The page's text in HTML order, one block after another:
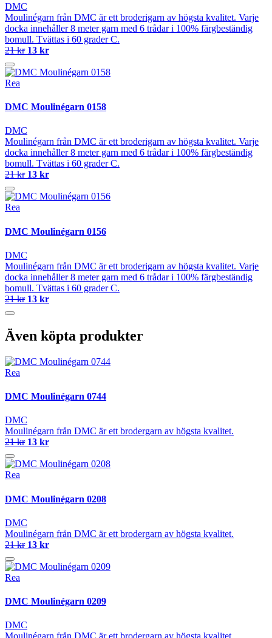
DMC
Moulinégarn från DMC är ett broderigarn av högsta kvalitet. Varje
docka innehåller 8 meter garn med 6 trådar i 100% färgbeständig
bomull. Tvättas i 60 grader C.
21 kr 13 kr
Rea
DMC Moulinégarn 0158
DMC
Moulinégarn från DMC är ett broderigarn av högsta kvalitet. Varje
docka innehåller 8 meter garn med 6 trådar i 100% färgbeständig
bomull. Tvättas i 60 grader C.
21 kr 13 kr
Rea
DMC Moulinégarn 0156
DMC
Moulinégarn från DMC är ett broderigarn av högsta kvalitet. Varje
docka innehåller 8 meter garn med 6 trådar i 100% färgbeständig
bomull. Tvättas i 60 grader C.
21 kr 13 kr
Även köpta produkter
Rea
DMC Moulinégarn 0744
DMC
Moulinégarn från DMC är ett brodergarn av högsta kvalitet.
21 kr 13 kr
Rea
DMC Moulinégarn 0208
DMC
Moulinégarn från DMC är ett brodergarn av högsta kvalitet.
21 kr 13 kr
Rea
DMC Moulinégarn 0209
DMC